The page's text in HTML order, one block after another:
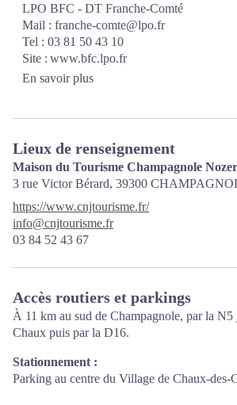
LPO BFC - DT Franche-Comté
Mail : franche-comte@lpo.fr
Tel : 03 81 50 43 10
Site : www.bfc.lpo.fr
En savoir plus
Lieux de renseignement
Maison du Tourisme Champagnole
3 rue Victor Bérard, 39300
https://www.cnjtourisme.fr/
info@cnjtourisme.fr
03 84 52 43 67
Accès routiers et parkings
À 11 km au sud de Champagnole, par la N5
Chaux puis par la D16.
Stationnement :
Parking au centre du Village de Chaux-des-